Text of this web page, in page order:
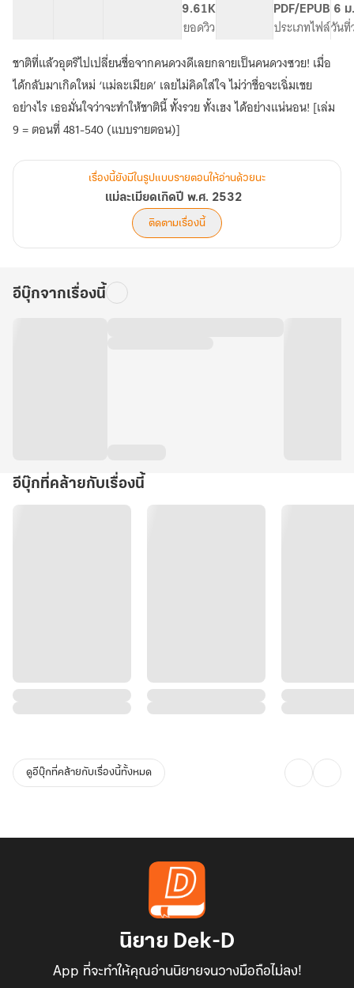
ละเมียด
เกิด
ปี
พ.ศ.
2532
9.61K
ยอดวิว
PDF/EPUB
ประเภทไฟล์
6
วันที่
ชาติที่แล้วอุตริไปเปลี่ยนชื่อจากคนดวงดีเลยกลายเป็นคนดวงซวย! เมื่อ
ได้กลับมาเกิดใหม่ ‘แม่ละเมียด’ เลยไม่คิดใส่ใจ ไม่ว่าชื่อจะเฉิ่มเชย
อย่างไร เธอมั่นใจว่าจะทำให้ชาตินี้ ทั้งรวย ทั้งเฮง ได้อย่างแน่นอน! [เล่ม
9 = ตอนที่ 481-540 (แบบรายตอน)]
เรื่องนี้ยังมีในรูปแบบรายตอนให้อ่านด้วยนะ
แม่ละเมียดเกิดปี พ.ศ. 2532
ติดตามเรื่องนี้
อีบุ๊กจากเรื่องนี้
อีบุ๊กที่คล้ายกับเรื่องนี้
ดูอีบุ๊กที่คล้ายกับเรื่องนี้ทั้งหมด
นิยาย Dek-D
App ที่จะทำให้คุณอ่านนิยายจนวางมือถือไม่ลง!